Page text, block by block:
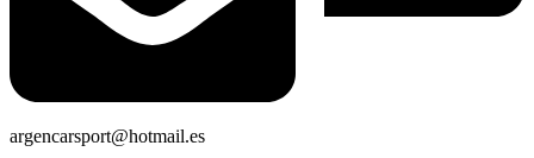
argencarsport@hotmail.es